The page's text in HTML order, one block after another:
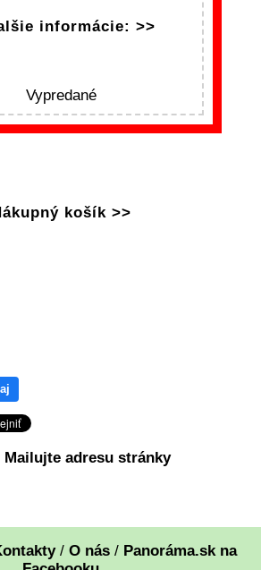
informácie: >>
Vypredané
košík >>
Mailujte adresu stránky
/ O nás/ Panoráma.sk na